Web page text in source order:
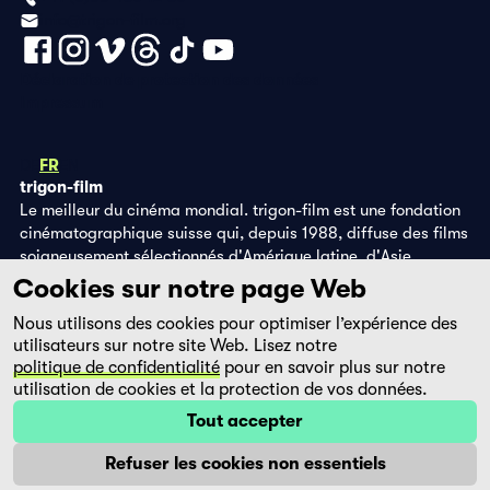
FR
trigon-film
Le meilleur du cinéma mondial. trigon-film est une fondation
cinématographique suisse qui, depuis 1988, diffuse des films
soigneusement sélectionnés d'Amérique latine, d'Asie,
d'Afrique et d'Europe de l'Est, dans les salles de cinéma,
grâce à ses propres éditions DVD et sur la plateforme de
streaming filmingo.
Cookies sur notre page Web
Nous utilisons des cookies pour optimiser l’expérience des
utilisateurs sur notre site Web. Lisez notre
politique de confidentialité pour en savoir plus sur notre
utilisation de cookies et la protection de vos données.
Tout accepter
Refuser les cookies non essentiels